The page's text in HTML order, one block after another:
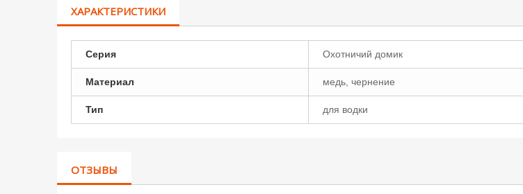
ХАРАКТЕРИСТИКИ
Серия Охотничий домик
Материал медь, чернение
Тип для водки
ОТЗЫВЫ